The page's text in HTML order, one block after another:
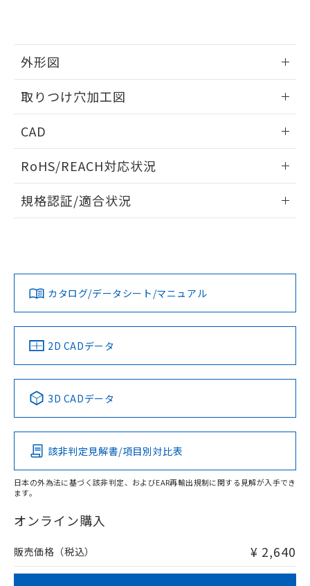
外形図
取りつけ穴加工図
CAD
ドすることができます。
ログイン/会員登録
ダウンロードデータをご利用いただく前に、以下を必ずお読
みください。
ソフトウェアの使用条件
RoHS/REACH対応状況
EU RoHS 注意事項・凡例
対応済み
中国 RoHS 注意事項・凡例
Pb Hg Cd Cr(VI)
O
在庫等で未対応品が混在する可能性があります。
問い合わせください。
規格認証/適合状況
カタログ/データシート/マニュアル
2D CADデータ
3D CADデータ
該非判定見解書/項目別対比表
日本の外為法に基づく該非判定、およびEAR再輸出規制に関する見解が入手でき
ます。
オンライン購入
販売価格（税込） ¥ 2,640
欄に対応日を記載しておりました。
既に当社にて対応品への在庫切替を完了
り、2022年1月12日より割愛しておりま
す。